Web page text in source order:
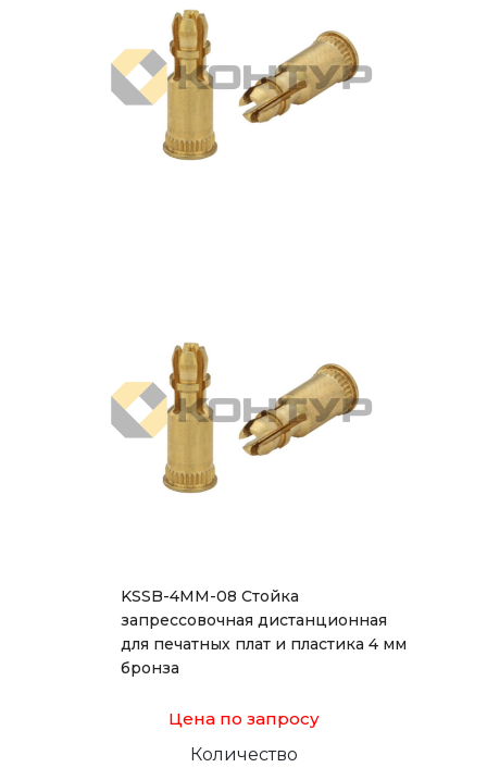
KSSB-4MM-08 Стойка
запрессовочная дистанционная
для печатных плат и пластика 4 мм
бронза
Цена по запросу
Количество